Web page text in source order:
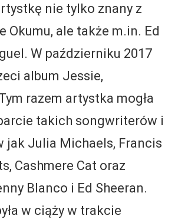
nie tylko znany z
Okumu, ale także m.in. Ed
W październiku 2017
album Jessie,
razem artystka mogła
takich songwriterów i
jak Julia Michaels, Francis
Cashmere Cat oraz
Blanco i Ed Sheeran.
w ciąży w trakcie